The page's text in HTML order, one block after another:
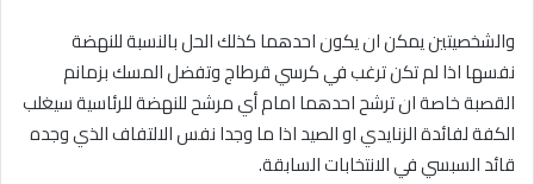
والشخصيتين يمكن ان يكون احدهما كذلك الحل بالنسبة للنهضة
نفسها اذا لم تكن ترغب في كرسي قرطاج وتفضل المسك بزمانم
القصبة خاصة ان ترشح احدهما امام أي مرشح للنهضة للرئاسية سيغلب
الكفة لفائدة الزنايدي او الصيد اذا ما وجدا نفس الالتفاف الذي وجده
قائد السبسي في الانتخابات السابقة.